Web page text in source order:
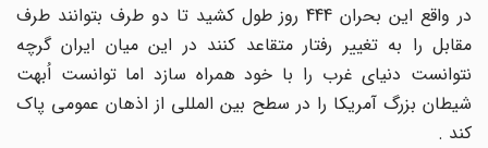
در واقع این بحران 444 روز طول کشید تا دو طرف بتوانند طرف
مقابل را به تغییر رفتار متقاعد کنند در این میان ایران گرچه
نتوانست دنیای غرب را با خود همراه سازد اما توانست اُبهت
شیطان بزرگ آمریکا را در سطح بین المللی از اذهان عمومی پاک
کند .